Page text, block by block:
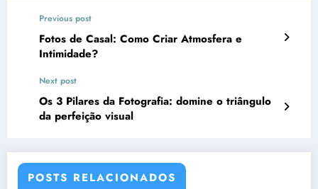
Previous post
Fotos de Casal: Como Criar Atmosfera e
Intimidade?
Next post
Os 3 Pilares da Fotografia: domine o triângulo
da perfeição visual
POSTS RELACIONADOS